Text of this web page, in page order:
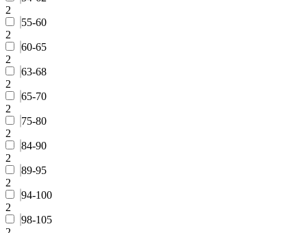
2
55-60
2
60-65
2
63-68
2
65-70
2
75-80
2
84-90
2
89-95
2
94-100
2
98-105